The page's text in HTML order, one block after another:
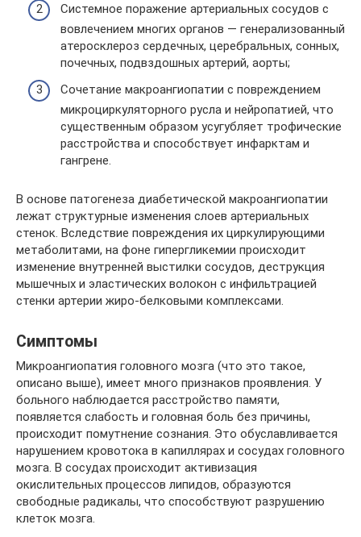
Системное поражение артериальных сосудов с
вовлечением многих органов — генерализованный
атеросклероз сердечных, церебральных, сонных,
почечных, подвздошных артерий, аорты;
Сочетание макроангиопатии с повреждением
микроциркуляторного русла и нейропатией, что
существенным образом усугубляет трофические
расстройства и способствует инфарктам и
гангрене.
В основе патогенеза диабетической макроангиопатии
лежат структурные изменения слоев артериальных
стенок. Вследствие повреждения их циркулирующими
метаболитами, на фоне гипергликемии происходит
изменение внутренней выстилки сосудов, деструкция
мышечных и эластических волокон с инфильтрацией
стенки артерии жиро-белковыми комплексами.
Симптомы
Микроангиопатия головного мозга (что это такое,
описано выше), имеет много признаков проявления. У
больного наблюдается расстройство памяти,
появляется слабость и головная боль без причины,
происходит помутнение сознания. Это обуславливается
нарушением кровотока в капиллярах и сосудах головного
мозга. В сосудах происходит активизация
окислительных процессов липидов, образуются
свободные радикалы, что способствуют разрушению
клеток мозга.